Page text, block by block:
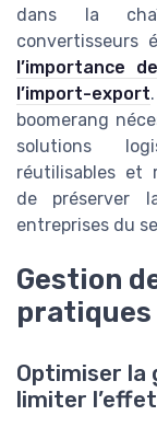
dans la
convertisseurs
l’importance
l’import-export
boomerang
solutions
réutilisables et
de préserver
entreprises du
Gestion
pratiques
Optimiser la
limiter